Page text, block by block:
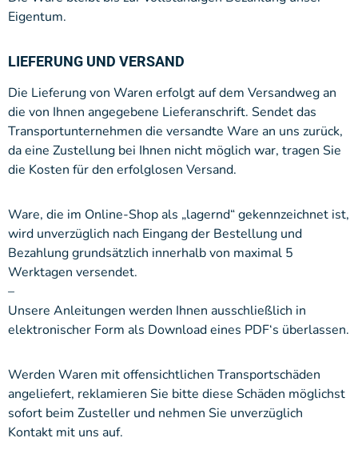
Eigentum.
LIEFERUNG UND VERSAND
Die Lieferung von Waren erfolgt auf dem Versandweg an
die von Ihnen angegebene Lieferanschrift. Sendet das
Transportunternehmen die versandte Ware an uns zurück,
da eine Zustellung bei Ihnen nicht möglich war, tragen Sie
die Kosten für den erfolglosen Versand.
Ware, die im Online-Shop als „lagernd“ gekennzeichnet ist,
wird unverzüglich nach Eingang der Bestellung und
Bezahlung grundsätzlich innerhalb von maximal 5
Werktagen versendet.
–
Unsere Anleitungen werden Ihnen ausschließlich in
elektronischer Form als Download eines PDF‘s überlassen.
Werden Waren mit offensichtlichen Transportschäden
angeliefert, reklamieren Sie bitte diese Schäden möglichst
sofort beim Zusteller und nehmen Sie unverzüglich
Kontakt mit uns auf.